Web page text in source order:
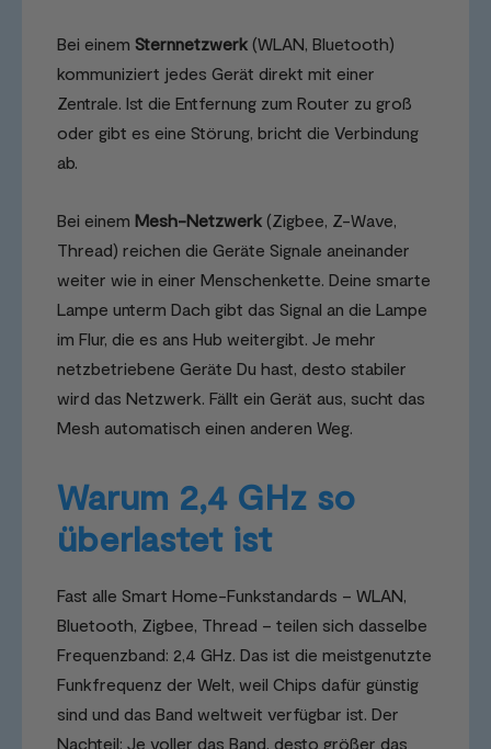
Bei einem Sternnetzwerk (WLAN, Bluetooth)
kommuniziert jedes Gerät direkt mit einer
Zentrale. Ist die Entfernung zum Router zu groß
oder gibt es eine Störung, bricht die Verbindung
ab.
Bei einem Mesh-Netzwerk (Zigbee, Z-Wave,
Thread) reichen die Geräte Signale aneinander
weiter wie in einer Menschenkette. Deine smarte
Lampe unterm Dach gibt das Signal an die Lampe
im Flur, die es ans Hub weitergibt. Je mehr
netzbetriebene Geräte Du hast, desto stabiler
wird das Netzwerk. Fällt ein Gerät aus, sucht das
Mesh automatisch einen anderen Weg.
Warum 2,4 GHz so
überlastet ist
Fast alle Smart Home-Funkstandards – WLAN,
Bluetooth, Zigbee, Thread – teilen sich dasselbe
Frequenzband: 2,4 GHz. Das ist die meistgenutzte
Funkfrequenz der Welt, weil Chips dafür günstig
sind und das Band weltweit verfügbar ist. Der
Nachteil: Je voller das Band, desto größer das